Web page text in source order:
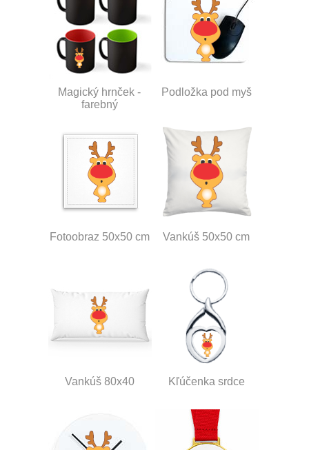
Magický hrnček -
farebný
Podložka pod myš
Fotoobraz 50x50 cm Vankúš 50x50 cm
Vankúš 80x40 Kľúčenka srdce